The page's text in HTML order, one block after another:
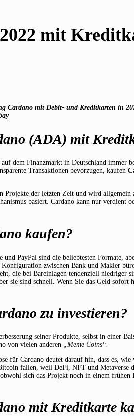
mit
Cardano mit Debit- und Kreditkarten in
(ADA) mit
dem Finanzmarkt in Deutschland immer
Transaktionen bevorzugen, kaufen
Projekte der letzten Zeit und wird
basiert. Cardano kann nur
kaufen?
und PayPal sind die beliebtesten Formate,
zwischen Bank und Makler
die bei Bareinlagen tendenziell niedriger
sie sind schnell. Wenn Sie das Geld
zu investieren?
seiner Produkte, selbst in einer
von vielen anderen „Meme Coins“.
für Cardano deutet darauf hin, dass es,
fallen, weil DeFi, NFT und Metaverse
sich das Projekt noch in einem
mit Kreditkarte